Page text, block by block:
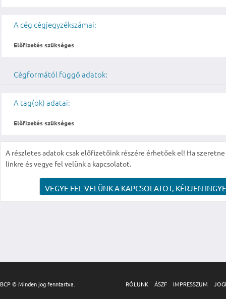
A cég cégjegyzékszámai:
Előfizetés szükséges
Cégformától függő adatok:
A tag(ok) adatai:
Előfizetés szükséges
A részletes adatok csak előfizetőink részére érhetőek el! Ha
linkre és vegye fel velünk a kapcsolatot.
VEGYE FEL VELÜNK A KAPCSOLATOT, KÉRJEN
BCP © Minden jog fenntartva. RÓLUNK ÁSZF IMPRESSZUM